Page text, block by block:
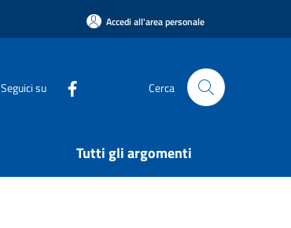
Accedi all'area personale
Seguici su Cerca
Tutti gli argomenti